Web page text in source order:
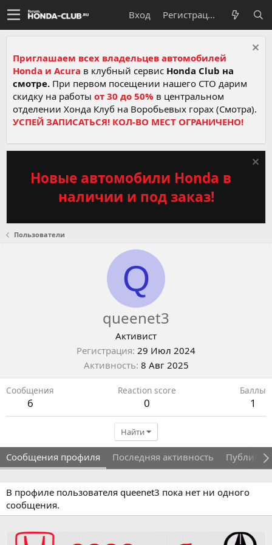
Вход Регистрация
Приглашаем всех владельцев автомобилей
Honda и Acura в клубный сервис Honda Club на
смотре. При первом посещении нашего СТО дарим
скидку на работы от 30 до 50% в центральном
отделении Хонда Клуб на Воробьевых горах (Смотра).
УСПЕЙ ЗАПИСАТЬСЯ! КОЛ-ВО МЕСТ ОГРАНИЧЕНО!
Новые автомобили Honda в
наличии и под заказ!
Пользователи
Q
queenet3
Активист
Регистрация 29 Июл 2024
Активность 8 Авг 2025
Сообщения
6
Reaction score
0
Баллы
1
Найти
Сообщения профиля Последняя активность
В профиле пользователя queenet3 пока нет ни одного
сообщения.